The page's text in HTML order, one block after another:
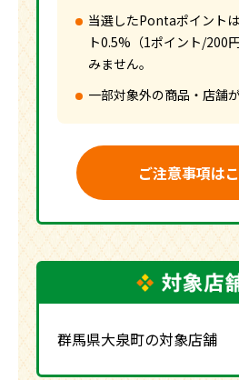
当選したPontaポイント
ト0.5%（1ポイント/200
みません。
一部対象外の商品・店舗が
ご注意事項は
群馬県大泉町の対象店舗